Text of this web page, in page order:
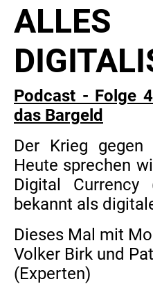
ALLES
Podcast - Folge
das Bargeld
Der Krieg
Heute sprechen
Digital
bekannt als
Dieses Mal mit
Volker Birk und
(Experten)